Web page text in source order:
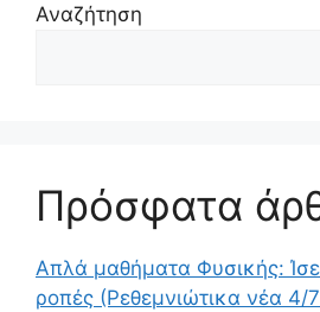
Αναζήτηση
Πρόσφατα
Απλά μαθήματα Φυσικής:
ροπές (Ρεθεμνιώτικα νέα 4/